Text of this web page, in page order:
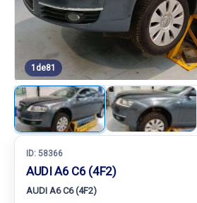
1 de81
ID: 58366
AUDI A6 C6 (4F2)
AUDI A6 C6 (4F2)